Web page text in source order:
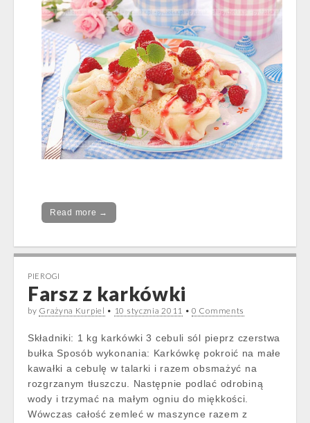
Read more →
PIEROGI
Farsz z karkówki
by Grażyna Kurpiel • 10 stycznia 2011 •0 Comments
Składniki: 1 kg karkówki 3 cebuli sól pieprz czerstwa
bułka Sposób wykonania: Karkówkę pokroić na małe
kawałki a cebulę w talarki i razem obsmażyć na
rozgrzanym tłuszczu. Następnie podlać odrobiną
wody i trzymać na małym ogniu do miękkości.
Wówczas całość zemleć w maszynce razem z